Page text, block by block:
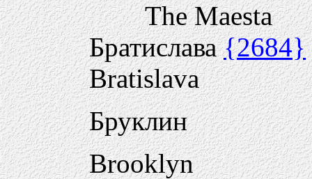
The Maestа
Братислава{2684}
Bratislava
Бруклин
Brooklyn